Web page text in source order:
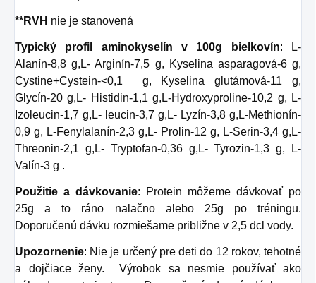
**RVH nie je stanovená
Typický profil aminokyselín v 100g bielkovín: L-
Alanín-8,8 g,L- Arginín-7,5 g, Kyselina asparagová-6 g,
Cystine+Cystein-<0,1 g, Kyselina glutámová-11 g,
Glycín-20 g,L- Histidin-1,1 g,L-Hydroxyproline-10,2 g, L-
Izoleucin-1,7 g,L- leucin-3,7 g,L- Lyzín-3,8 g,L-Methionín-
0,9 g, L-Fenylalanín-2,3 g,L- Prolin-12 g, L-Serin-3,4 g,L-
Threonin-2,1 g,L- Tryptofan-0,36 g,L- Tyrozin-1,3 g, L-
Valín-3 g .
Použitie a dávkovanie: Protein môžeme dávkovať po
25g a to ráno nalačno alebo 25g po tréningu.
Doporučenú dávku rozmiešame približne v 2,5 dcl vody.
Upozornenie: Nie je určený pre deti do 12 rokov, tehotné
a dojčiace ženy. Výrobok sa nesmie používať ako